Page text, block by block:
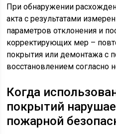
При обнаружении
акта с результатами
параметров отклонения и
корректирующих мер –
покрытия или демонтажа с
восстановлением согласно
Когда
покрытий
пожарной